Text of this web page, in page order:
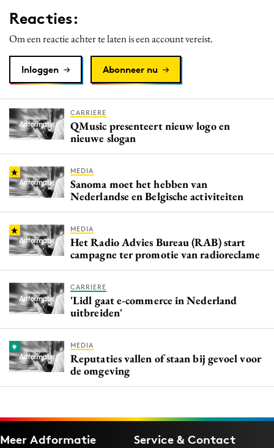
Merkstrategie
Purpose Marketing
Reputatie & crisis
Reacties:
Om een reactie achter te laten is een account vereist.
Inloggen Abonneer nu
CARRIERE
QMusic presenteert nieuw logo en
nieuwe slogan
MEDIA
Sanoma moet het hebben van
Nederlandse en Belgische activiteiten
MEDIA
Het Radio Advies Bureau (RAB) start
campagne ter promotie van radioreclame
CARRIERE
'Lidl gaat e-commerce in Nederland
uitbreiden'
MEDIA
Reputaties vallen of staan bij gevoel voor
de omgeving
Meer Adformatie Service & Contact